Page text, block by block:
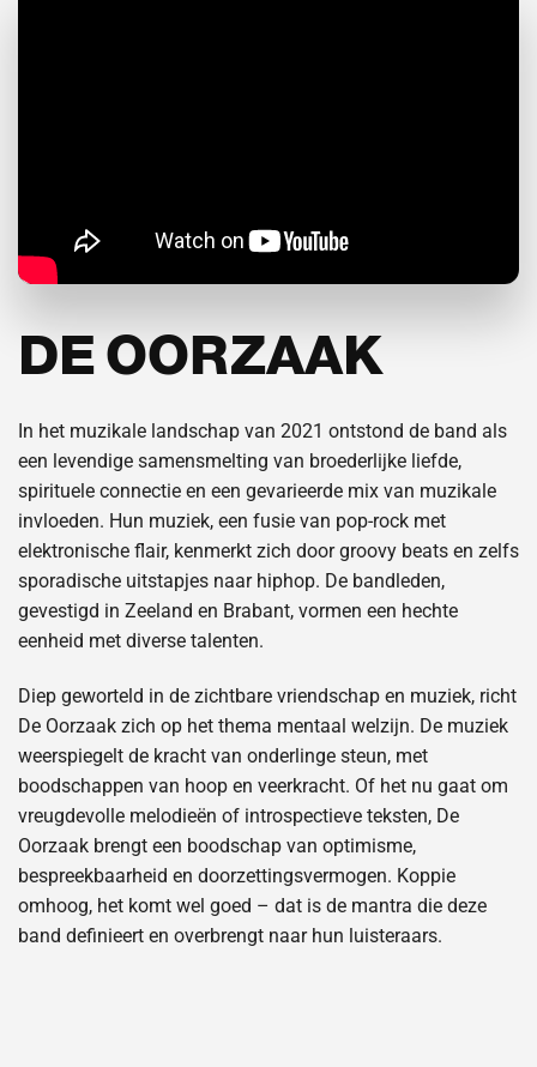
DE OORZAAK
In het muzikale landschap van 2021 ontstond de band als
een levendige samensmelting van broederlijke liefde,
spirituele connectie en een gevarieerde mix van muzikale
invloeden. Hun muziek, een fusie van pop-rock met
elektronische flair, kenmerkt zich door groovy beats en zelfs
sporadische uitstapjes naar hiphop. De bandleden,
gevestigd in Zeeland en Brabant, vormen een hechte
eenheid met diverse talenten.
Diep geworteld in de zichtbare vriendschap en muziek, richt
De Oorzaak zich op het thema mentaal welzijn. De muziek
weerspiegelt de kracht van onderlinge steun, met
boodschappen van hoop en veerkracht. Of het nu gaat om
vreugdevolle melodieën of introspectieve teksten, De
Oorzaak brengt een boodschap van optimisme,
bespreekbaarheid en doorzettingsvermogen. Koppie
omhoog, het komt wel goed – dat is de mantra die deze
band definieert en overbrengt naar hun luisteraars.